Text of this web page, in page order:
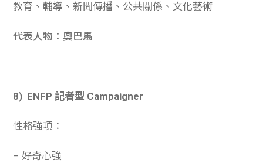
教育、輔導、新聞傳播、公共關係、文化藝術
代表人物：奧巴馬
8) ENFP 記者型 Campaigner
性格強項：
– 好奇心強